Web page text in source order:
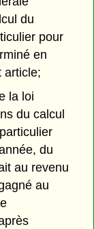
du
pour
en
article;
la loi
du calcul
du
au revenu
au